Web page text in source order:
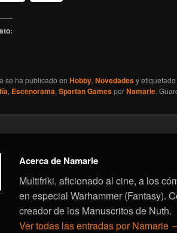
se ha publicado en Hobby, Novedadesy
, Escenorama, Spartan GamesporNamarie.
Acerca de Namarie
Multifriki, aficionado al cine, a los
en especial Warhammer (Fantasy).
creador de los Manuscritos de Nuth.
Ver todas las entradas por Namarie